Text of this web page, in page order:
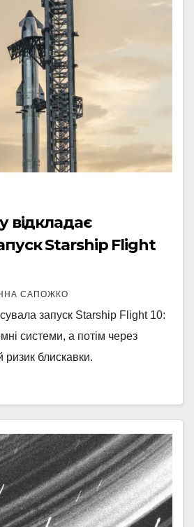
відкладає
Starship Flight
САПОЖКО
запуск Starship Flight 10:
системи, а потім через
ризик блискавки.